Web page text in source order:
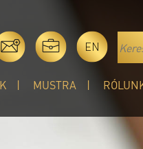
EN
MUSTRA